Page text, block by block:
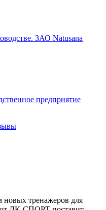
ЗАО Natusana
предприятие
новых тренажеров для